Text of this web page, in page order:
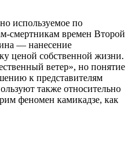
используемое по
смертникам времен Второй
— нанесение
ценой собственной жизни.
ветер», но понятие
к представителям
также относительно
феномен камикадзе, как